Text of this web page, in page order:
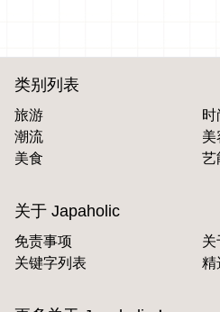
类别列表
旅游
时
潮流
美
美食
艺
关于 Japaholic
免责事项
关
关键字列表
精